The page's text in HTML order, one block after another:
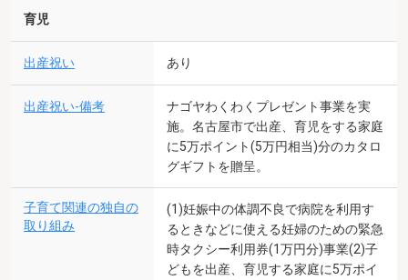
育児
出産祝い あり
出産祝い-備考
ナゴヤわくわくプレゼント事業を実
施。名古屋市で出産、育児をする家庭
に5万ポイント(5万円相当)分のカタロ
グギフトを贈呈。
子育て関連の独自の
取り組み
(1)妊娠中の体調不良で病院を利用す
るときなどに使える妊婦のための緊急
時タクシー利用券(1万円分)事業(2)子
どもを出産、育児する家庭に5万ポイ